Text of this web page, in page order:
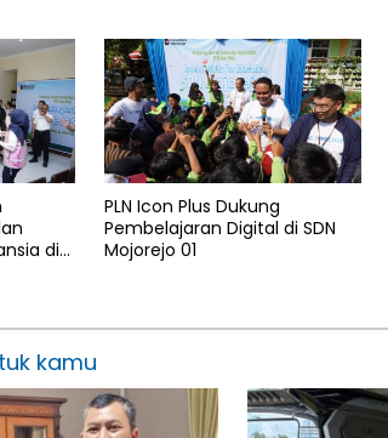
2026
di
PLN Icon Plus Dukung
Pembelajaran Digital di SDN
Mojorejo 01
kamu